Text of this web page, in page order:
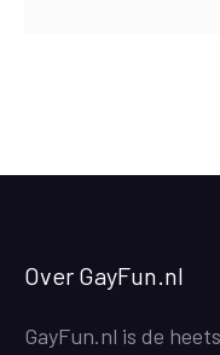
Over GayFun.nl
GayFun.nl is de